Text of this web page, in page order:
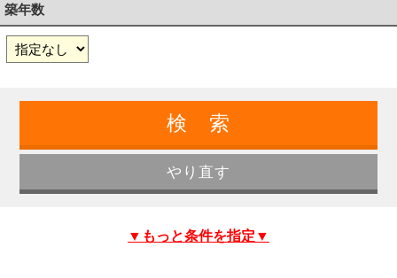
築年数
▼もっと条件を指定▼